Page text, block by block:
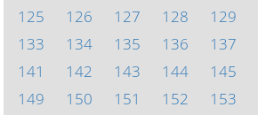
125
126 127 128 129
133
134 135 136 137
141
142 143 144 145
149
150 151 152 153